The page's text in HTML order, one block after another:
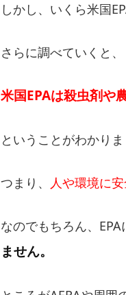
しかし、いくら⽶国
さらに調べていくと、
米国EPAは殺虫剤や
ということがわかりま
つまり、 人や環境に
なのでもちろん、
ません。